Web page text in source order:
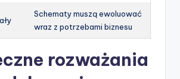
Schematy muszą ewoluować
wraz z potrzebami biznesu
rozważania